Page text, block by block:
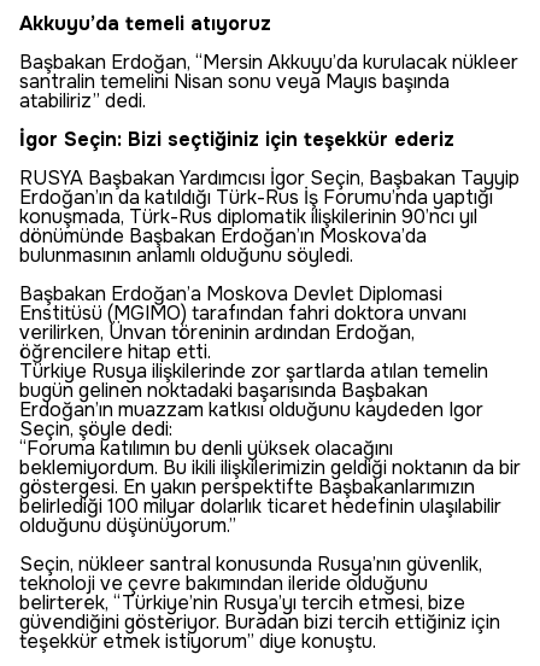
Akkuyu’da temeli atıyoruz
Başbakan Erdoğan, “Mersin Akkuyu’da kurulacak nükleer
santralin temelini Nisan sonu veya Mayıs başında
atabiliriz” dedi.
İgor Seçin: Bizi seçtiğiniz için teşekkür ederiz
RUSYA Başbakan Yardımcısı İgor Seçin, Başbakan Tayyip
Erdoğan’ın da katıldığı Türk-Rus İş Forumu’nda yaptığı
konuşmada, Türk-Rus diplomatik ilişkilerinin 90’ncı yıl
dönümünde Başbakan Erdoğan’ın Moskova’da
bulunmasının anlamlı olduğunu söyledi.
Başbakan Erdoğan’a Moskova Devlet Diplomasi
Enstitüsü (MGIMO) tarafından fahri doktora unvanı
verilirken, Ünvan töreninin ardından Erdoğan,
öğrencilere hitap etti.
Türkiye Rusya ilişkilerinde zor şartlarda atılan temelin
bugün gelinen noktadaki başarısında Başbakan
Erdoğan’ın muazzam katkısı olduğunu kaydeden Igor
Seçin, şöyle dedi:
“Foruma katılımın bu denli yüksek olacağını
beklemiyordum. Bu ikili ilişkilerimizin geldiği noktanın da bir
göstergesi. En yakın perspektifte Başbakanlarımızın
belirlediği 100 milyar dolarlık ticaret hedefinin ulaşılabilir
olduğunu düşünüyorum.”
Seçin, nükleer santral konusunda Rusya’nın güvenlik,
teknoloji ve çevre bakımından ileride olduğunu
belirterek, “Türkiye’nin Rusya’yı tercih etmesi, bize
güvendiğini gösteriyor. Buradan bizi tercih ettiğiniz için
teşekkür etmek istiyorum” diye konuştu.